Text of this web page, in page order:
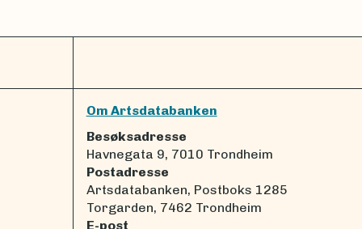
Om Artsdatabanken
Besøksadresse
Havnegata 9, 7010 Trondheim
Postadresse
Artsdatabanken, Postboks 1285
Torgarden, 7462 Trondheim
E-post